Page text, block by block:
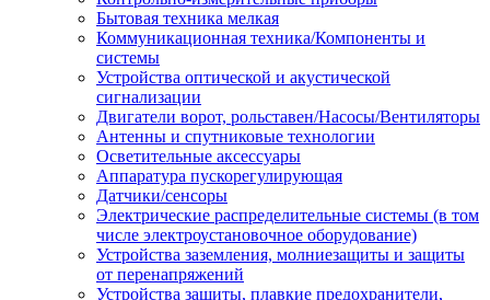
Бытовая техника мелкая
Коммуникационная техника/Компоненты и
системы
Устройства оптической и акустической
сигнализации
Двигатели ворот, рольставен/Насосы/Вентиляторы
Антенны и спутниковые технологии
Осветительные аксессуары
Аппаратура пускорегулирующая
Датчики/сенсоры
Электрические распределительные системы (в том
числе электроустановочное оборудование)
Устройства заземления, молниезащиты и защиты
от перенапряжений
Устройства защиты, плавкие предохранители,